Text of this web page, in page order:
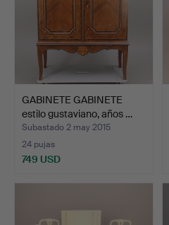
GABINETE GABINETE
estilo gustaviano, años …
Subastado 2 may 2015
24 pujas
749 USD